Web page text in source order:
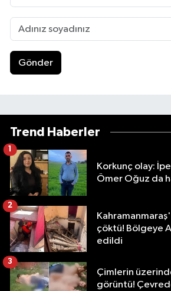
Gönder
Trend Haberler
Korkunç olay:
Ömer Oğuz da
1
çöktü! Bölgeye
edildi
2
Çimlerin
görüntü!
3